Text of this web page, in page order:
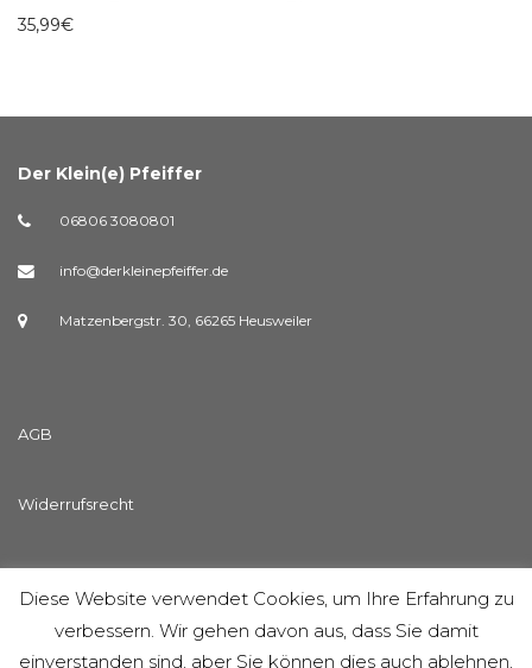
35,99€
Der Klein(e) Pfeiffer
06806 3080801
info@derkleinepfeiffer.de
Matzenbergstr. 30, 66265 Heusweiler
AGB
Widerrufsrecht
Streitschlichtungsvorlage
Diese Website verwendet Cookies, um Ihre Erfahrung zu
verbessern. Wir gehen davon aus, dass Sie damit
einverstanden sind, aber Sie können dies auch ablehnen,